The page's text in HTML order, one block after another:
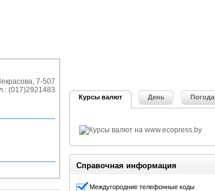
7-507
(017)2921483
Курсы валют День Погода
Справочная информация
Междугородние телефонные коды